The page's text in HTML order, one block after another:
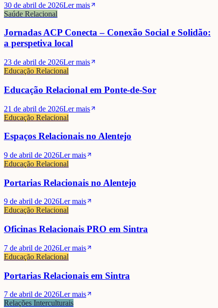
30 de abril de 2026Ler mais
Saúde Relacional
Jornadas ACP Conecta – Conexão Social e Solidão:
a perspetiva local
23 de abril de 2026Ler mais
Educação Relacional
Educação Relacional em Ponte-de-Sor
21 de abril de 2026Ler mais
Educação Relacional
Espaços Relacionais no Alentejo
9 de abril de 2026Ler mais
Educação Relacional
Portarias Relacionais no Alentejo
9 de abril de 2026Ler mais
Educação Relacional
Oficinas Relacionais PRO em Sintra
7 de abril de 2026Ler mais
Educação Relacional
Portarias Relacionais em Sintra
7 de abril de 2026Ler mais
Relações Interculturais